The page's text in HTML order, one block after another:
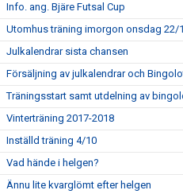
Info. ang. Bjäre Futsal Cup
Utomhus träning imorgon onsdag 22/
Julkalendrar sista chansen
Försäljning av julkalendrar och
Träningsstart samt utdelning av
Vinterträning 2017-2018
Inställd träning 4/10
Vad hände i helgen?
Ännu lite kvarglömt efter helgen